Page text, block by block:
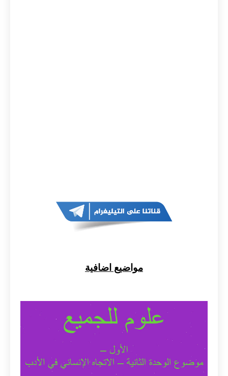
مواضيع اضافية